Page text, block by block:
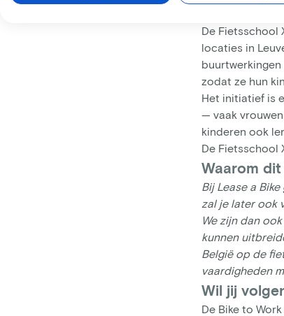
Voor wie
De Fietsschool
locaties in
zodat ze hun
Het initiatief is
— vaak
kinderen ook
De Fietsschool
Waarom
Bij Lease a
zal je later ook
We zijn dan
kunnen
België op de
vaardigheden
Wil jij
De Bike to